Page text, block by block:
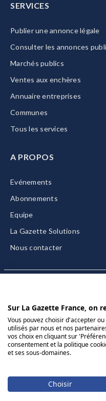
SERVICES
Publier une annonce légale
Consulter les annonces
Marchés publics
Ventes aux enchères
Annuaire entreprises
Communes
Tous les services
A PROPOS
Evénements
Abonnements
Equipe
La Gazette Solutions
Nous contacter
CGU/CGV
Données personnelles
Charte sur les cookies
© 2026 La Gazette France
Sur La Gazette France, on
Vous pouvez choisir d'accepter
utilisés par nous et nos
vos choix en cliquant sur
consentement et la politique
et ses sous-domaines.
Choisir